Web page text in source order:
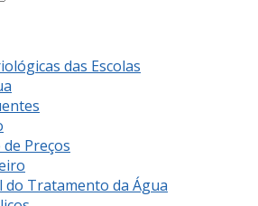
das Escolas
Preços
do Tratamento da Água